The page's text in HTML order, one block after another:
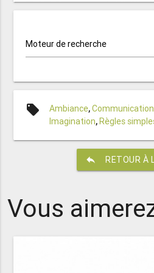
Moteur de recherche
local_offer Ambiance,
Imagination,Règles
reply RETOUR À
Vous